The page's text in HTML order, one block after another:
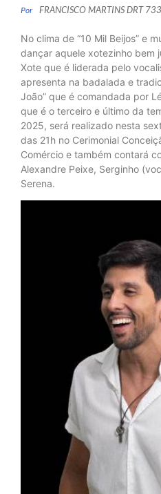
Por FRANCISCO MARTINS DRT
No clima de “10 Mil Beijos” e
dançar aquele xotezinho bem
Xote que é liderada pelo
apresenta na badalada e
João” que é comandada por
que é o terceiro e último da
2025, será realizado nesta
das 21h no Cerimonial
Comércio e também contará
Alexandre Peixe, Serginho
Serena.